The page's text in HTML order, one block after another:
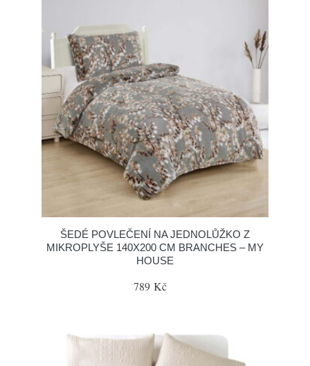
ŠEDÉ POVLEČENÍ NA JEDNOLŮŽKO Z
MIKROPLYŠE 140X200 CM BRANCHES – MY
HOUSE
789 Kč